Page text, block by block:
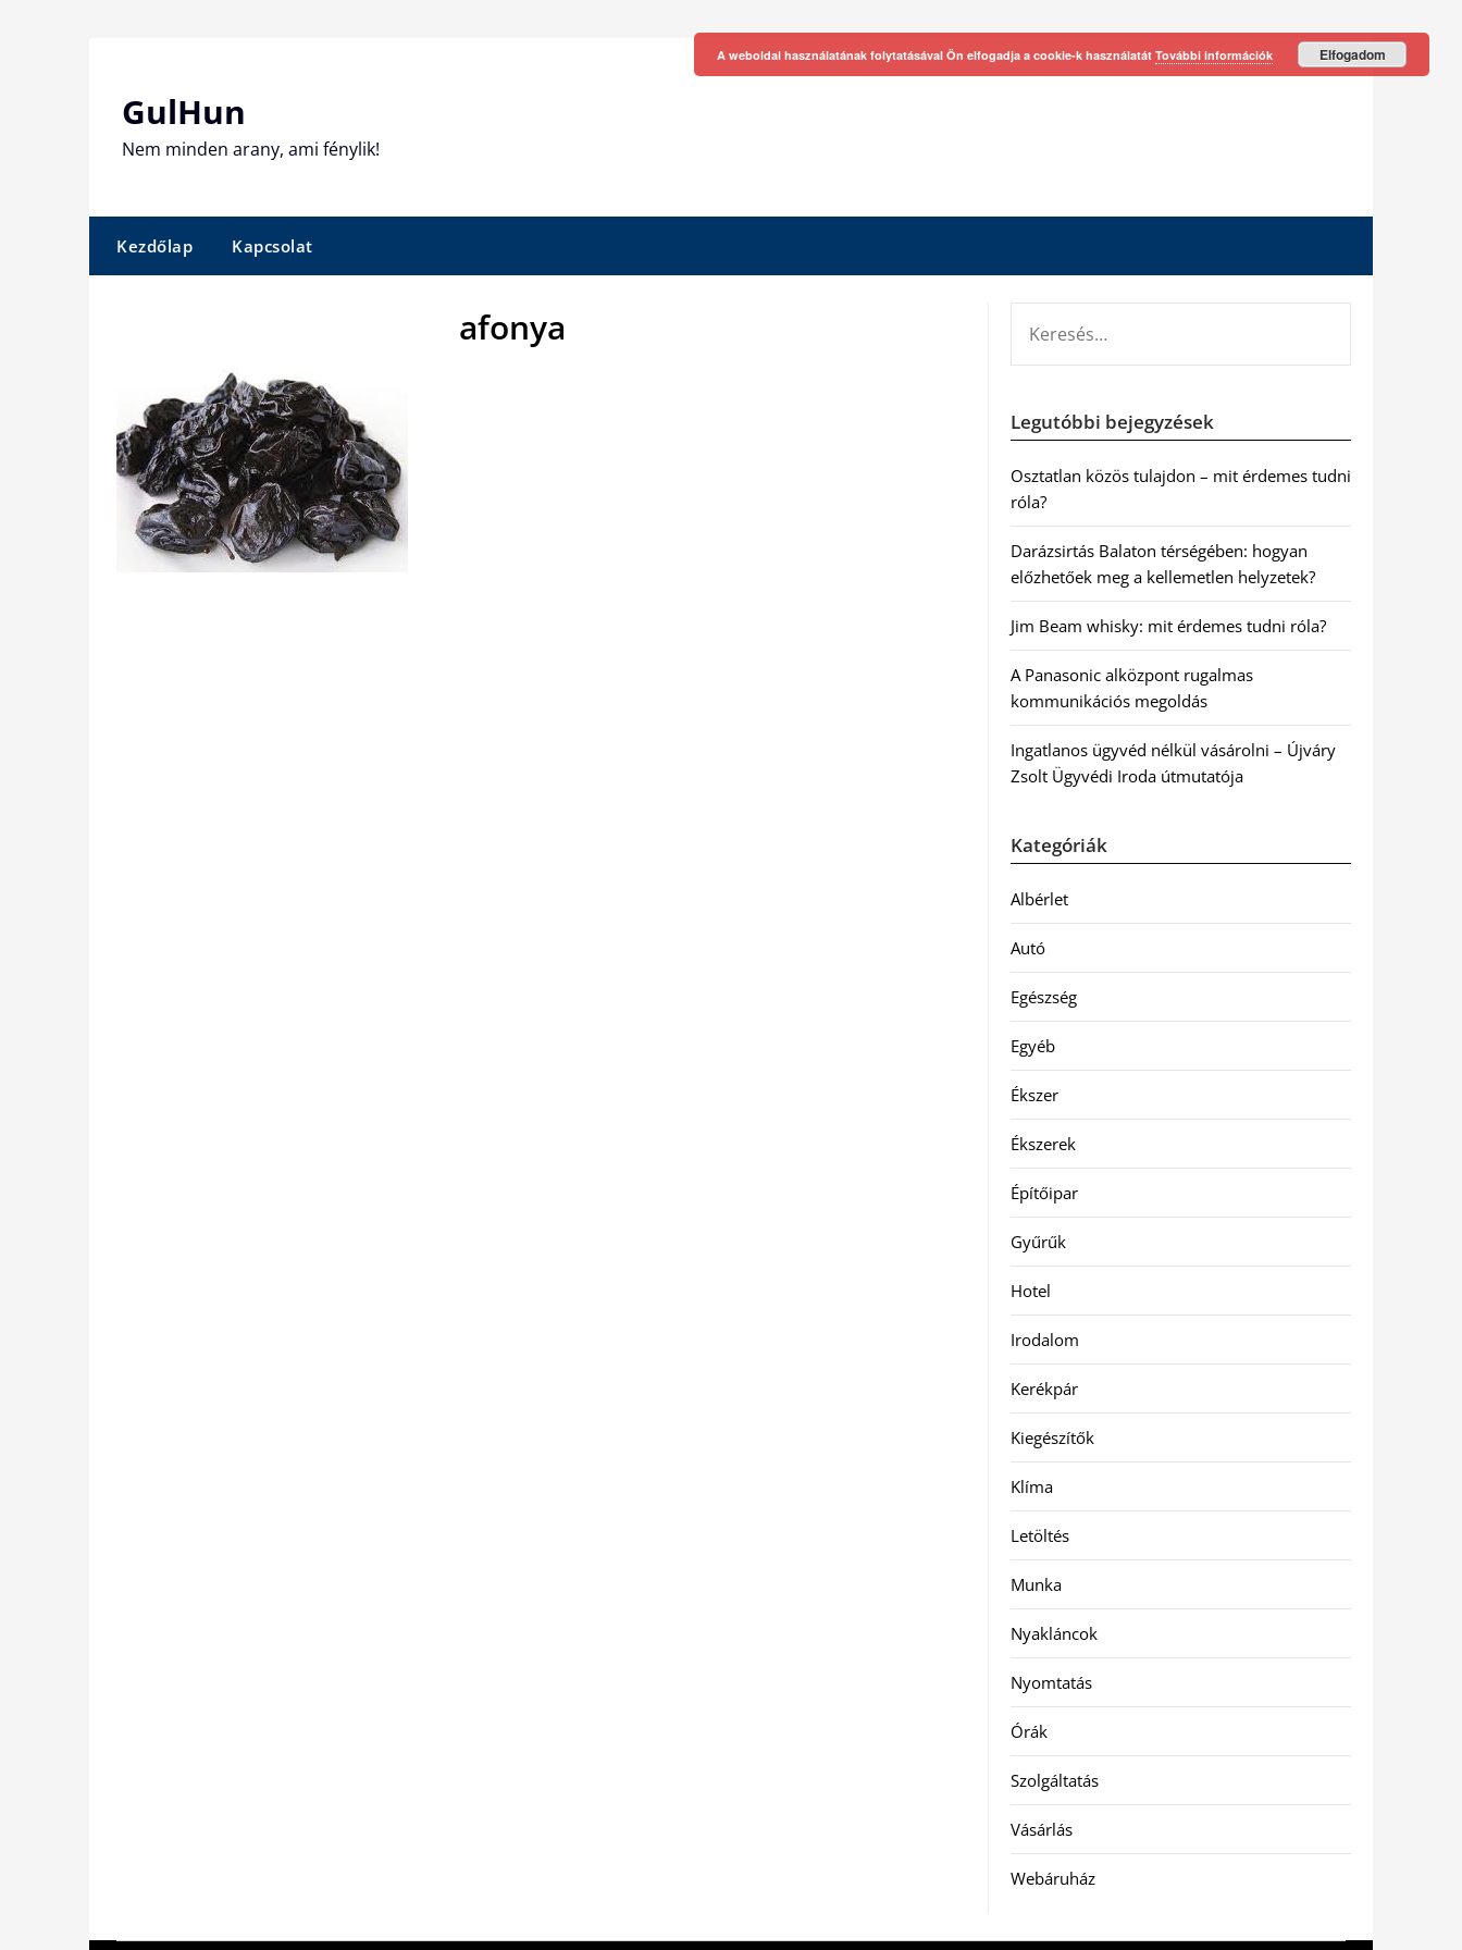
GulHun
Nem minden arany, ami fénylik!
Kezdőlap Kapcsolat
afonya
Legutóbbi bejegyzések
Osztatlan közös tulajdon – mit érdemes tudni
róla?
Darázsirtás Balaton térségében: hogyan
előzhetőek meg a kellemetlen helyzetek?
Jim Beam whisky: mit érdemes tudni róla?
A Panasonic alközpont rugalmas
kommunikációs megoldás
Ingatlanos ügyvéd nélkül vásárolni – Újváry
Zsolt Ügyvédi Iroda útmutatója
Kategóriák
Albérlet
Autó
Egészség
Egyéb
Ékszer
Ékszerek
Építőipar
Gyűrűk
Hotel
Irodalom
Kerékpár
Kiegészítők
Klíma
Letöltés
Munka
Nyakláncok
Nyomtatás
Órák
Szolgáltatás
Vásárlás
Webáruház
A weboldal használatának folytatásával Ön elfogadja a cookie-k használatát További információk Elfogadom